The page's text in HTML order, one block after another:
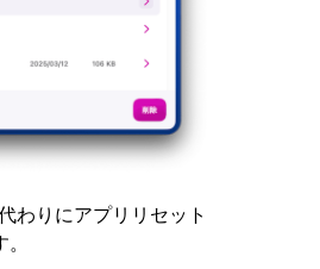
わりにアプリリセット